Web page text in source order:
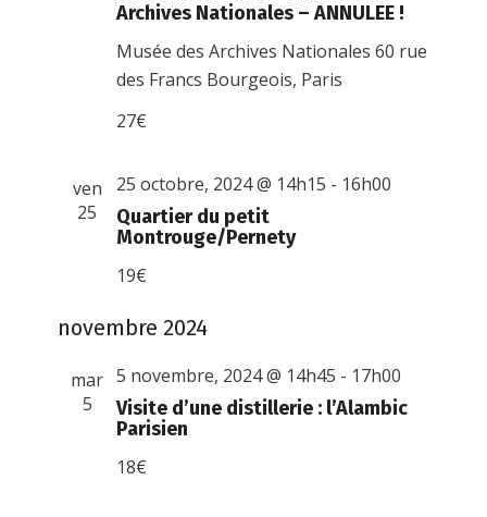
Archives Nationales – ANNULEE !
Musée des Archives Nationales60 rue
des Francs Bourgeois, Paris
27€
ven
25
Quartier du petit
Montrouge/Pernety
25 octobre, 2024 @ 14h15 - 16h00
19€
novembre 2024
mar
5
Visite d’une distillerie : l’Alambic
Parisien
5 novembre, 2024 @ 14h45 - 17h00
18€